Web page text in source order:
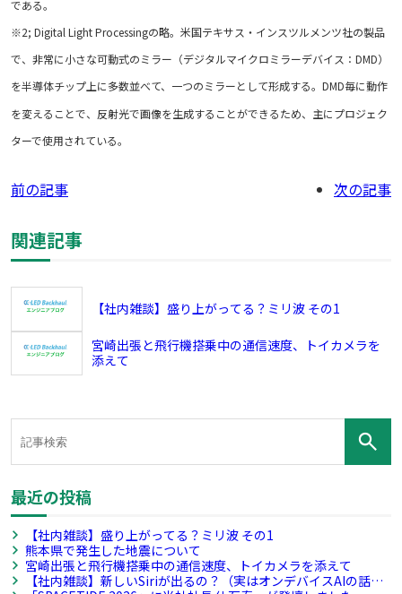
である。
※2; Digital Light Processingの略。米国テキサス・インスツルメンツ社の製品
で、非常に小さな可動式のミラー（デジタルマイクロミラーデバイス：DMD）
を半導体チップ上に多数並べて、一つのミラーとして形成する。DMD毎に動作
を変えることで、反射光で画像を生成することができるため、主にプロジェク
ターで使用されている。
前の記事 次の記事
関連記事
【社内雑談】盛り上がってる？ミリ波 その1
宮崎出張と飛行機搭乗中の通信速度、トイカメラを
添えて
最近の投稿
【社内雑談】盛り上がってる？ミリ波 その1
熊本県で発生した地震について
宮崎出張と飛行機搭乗中の通信速度、トイカメラを添えて
【社内雑談】新しいSiriが出るの？（実はオンデバイスAIの話）